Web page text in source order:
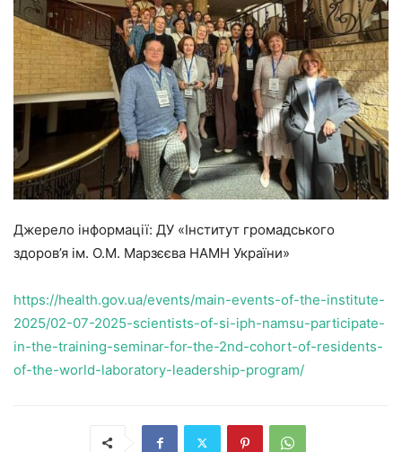
Джерело інформації: ДУ «Інститут громадського
здоров’я ім. О.М. Марзєєва НАМН України»
https://health.gov.ua/events/main-events-of-the-institute-
2025/02-07-2025-scientists-of-si-iph-namsu-participate-
in-the-training-seminar-for-the-2nd-cohort-of-residents-
of-the-world-laboratory-leadership-program/